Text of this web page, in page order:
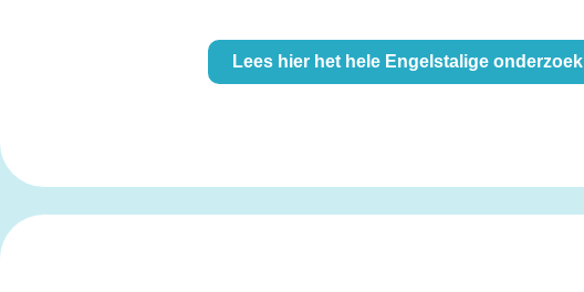
Lees hier het hele Engelstalige onderzoek